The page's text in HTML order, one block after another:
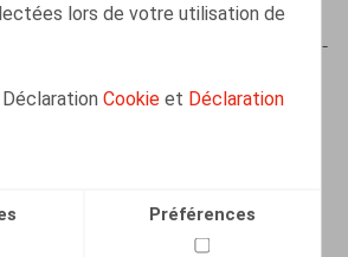
lors de votre utilisation de
Cookie et Déclaration
Préférences
van Vlaamse Balies (OVB) aan
20 november 2023. Keynote-
Baert en de panelleden,
Partner Olivier Wouters,
op vlak van HR en
aan om een solide basis te leggen
en hun medewerkers.
en krijg een dieper inzicht in